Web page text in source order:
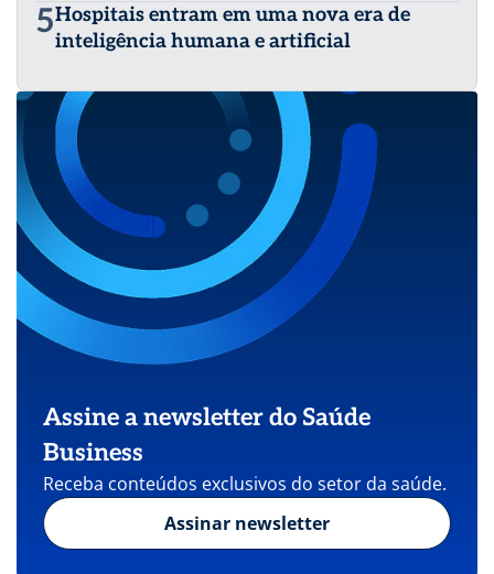
5Hospitais entram em uma nova era de
inteligência humana e artificial
Assine a newsletter do Saúde
Business
Receba conteúdos exclusivos do setor da saúde.
Assinar newsletter